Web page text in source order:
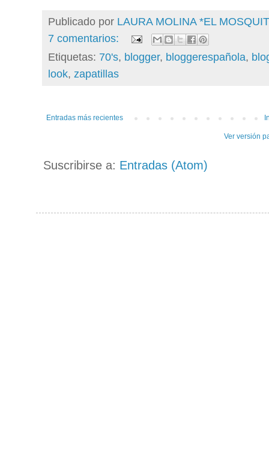
Publicado por LAURA MOLINA *EL
7 comentarios:
Etiquetas: 70's, blogger, bloggerespañola,
look, zapatillas
Entradas más recientes
Ver versión
Suscribirse a: Entradas (Atom)